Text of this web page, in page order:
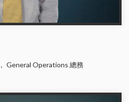
General Operations 總務